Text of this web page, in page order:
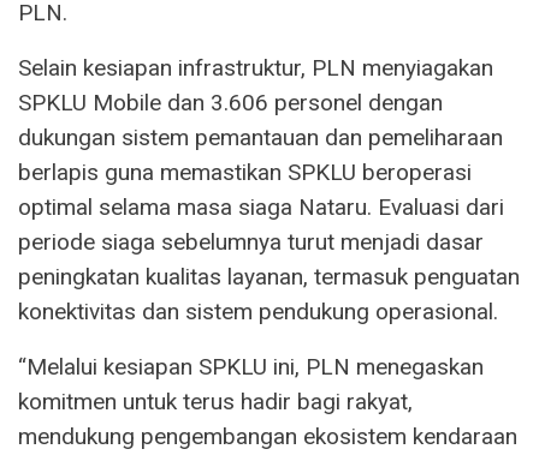
PLN.
Selain kesiapan infrastruktur, PLN menyiagakan
SPKLU Mobile dan 3.606 personel dengan
dukungan sistem pemantauan dan pemeliharaan
berlapis guna memastikan SPKLU beroperasi
optimal selama masa siaga Nataru. Evaluasi dari
periode siaga sebelumnya turut menjadi dasar
peningkatan kualitas layanan, termasuk penguatan
konektivitas dan sistem pendukung operasional.
“Melalui kesiapan SPKLU ini, PLN menegaskan
komitmen untuk terus hadir bagi rakyat,
mendukung pengembangan ekosistem kendaraan